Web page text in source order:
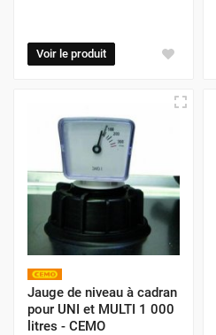
Voir le produit
Jauge de niveau à cadran
pour UNI et MULTI 1 000
litres - CEMO